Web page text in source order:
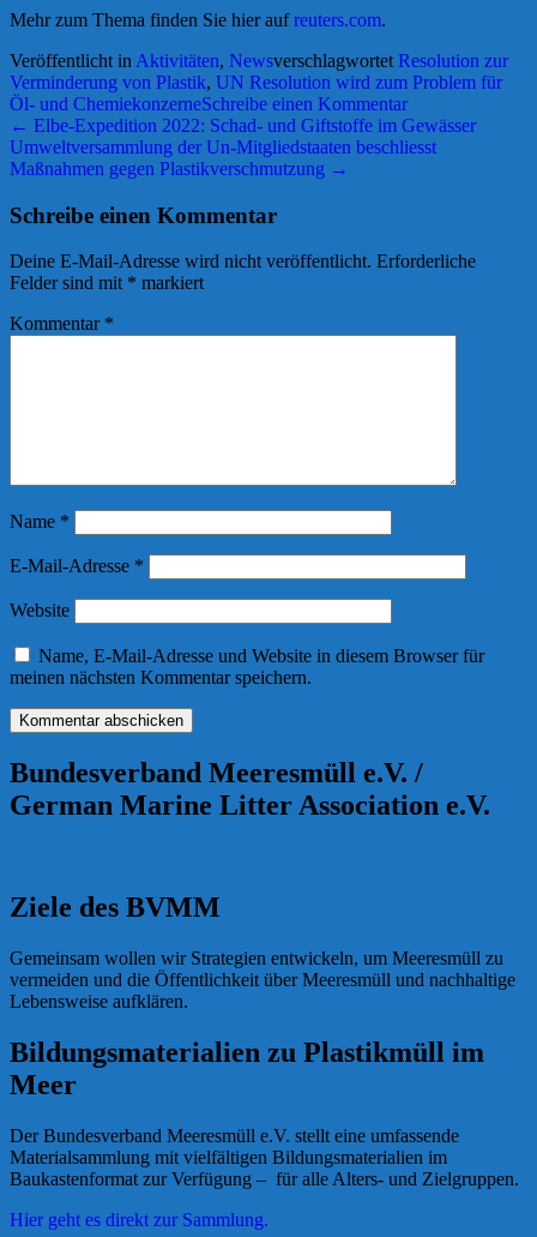
Mehr zum Thema finden Sie hier aufreuters.com.
Veröffentlicht in Aktivitäten, Newsverschlagwortet Resolution zur
Verminderung von Plastik, UN Resolution wird zum Problem für
Öl- und ChemiekonzerneSchreibe einen Kommentar
Beitrags-
Navigation
← Elbe-Expedition 2022: Schad- und Giftstoffe im Gewässer
Umweltversammlung der Un-Mitgliedstaaten beschliesst
Maßnahmen gegen Plastikverschmutzung →
Schreibe einen Kommentar
Deine E-Mail-Adresse wird nicht veröffentlicht. Erforderliche
Felder sind mit * markiert
Kommentar *
Name *
E-Mail-Adresse *
Website
Name, E-Mail-Adresse und Website in diesem Browser für
meinen nächsten Kommentar speichern.
Bundesverband Meeresmüll e.V. /
German Marine Litter Association e.V.
Ziele des BVMM
Gemeinsam wollen wir Strategien entwickeln, um Meeresmüll zu
vermeiden und die Öffentlichkeit über Meeresmüll und nachhaltige
Lebensweise aufklären.
Bildungsmaterialien zu Plastikmüll im
Meer
Der Bundesverband Meeresmüll e.V. stellt eine umfassende
Materialsammlung mit vielfältigen Bildungsmaterialien im
Baukastenformat zur Verfügung – für alle Alters- und Zielgruppen.
Hier geht es direkt zur Sammlung.